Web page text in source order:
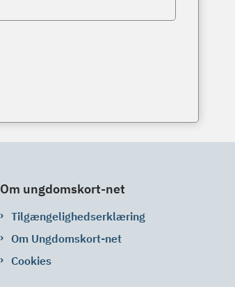
Om ungdomskort-net
Tilgængelighedserklæring
Om Ungdomskort-net
Cookies